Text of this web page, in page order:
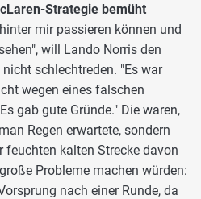
Strategie bemüht
mir passieren können und
will Lando Norris den
schlechtreden. "Es war
wegen eines falschen
gab gute Gründe." Die waren,
Regen erwartete, sondern
kalten Strecke davon
Probleme machen würden:
nach einer Runde, da